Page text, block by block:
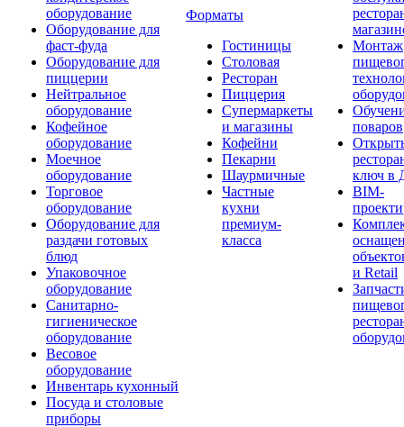
оборудование
Оборудование для
фаст-фуда
Оборудование для
пиццерии
Нейтральное
оборудование
Кофейное
оборудование
Моечное
оборудование
Торговое
оборудование
Оборудование для
раздачи готовых
блюд
Упаковочное
оборудование
Санитарно-
гигиеническое
оборудование
Весовое
оборудование
Инвентарь кухонный
Посуда и столовые
приборы
Форматы
Гостиницы
Столовая
Ресторан
Пиццерия
Супермаркеты
и магазины
Кофейни
Пекарни
Шаурмичные
Частные
кухни
премиум-
класса
Монтаж
поваров
ключ в
BIM-
и Retail